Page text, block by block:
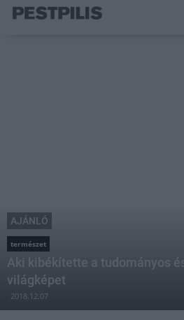
AJÁNLÓ
természet
Aki kibékítette a tudományos
világképet
2018.12.07